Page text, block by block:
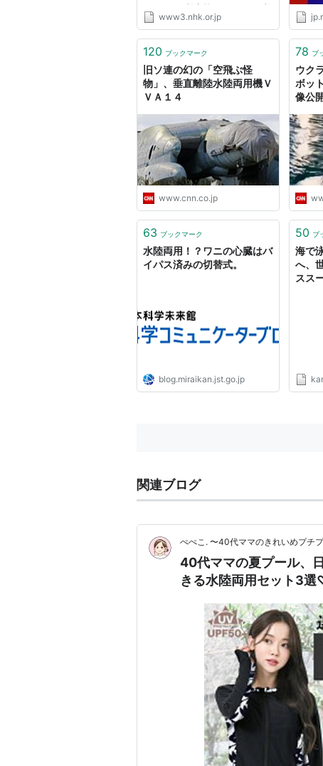
がいたのは想定外だったとして釈
明に追われています。 この映像
水浴場で１８日に撮影され、２１
www3.nhk.or.jp
120 ブックマーク
旧ソ連の幻の「空飛ぶ怪
物」、垂直離陸水陸両用機Ｖ
ＶＡ１４
www.cnn.co.jp
78 ブ
ウク
ボッ
像公
63 ブックマーク
水陸両用！？ワニの心臓はバ
イパス済みの切替式。
blog.miraikan.jst.go.jp
50 ブ
海で
へ、
スス
関連ブログ
ぺぺこ. 〜40代ママのきれいめプチ
40代ママの夏プール、
きる水陸両用セット3